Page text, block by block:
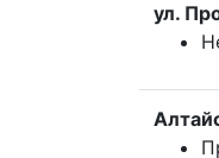
ул.